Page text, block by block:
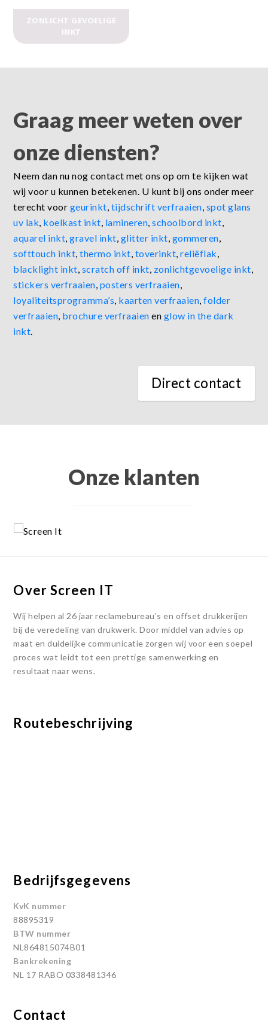
ZONLICHT GEVOELIGE
INKT
Graag meer weten over
onze diensten?
Neem dan nu nog contact met ons op om te kijken wat
wij voor u kunnen betekenen. U kunt bij ons onder meer
terecht voor geurinkt, tijdschrift verfraaien, spot glans
uv lak, koelkast inkt, lamineren,schoolbord inkt,
aquarel inkt,gravel inkt, glitter inkt, gommeren,
softtouch inkt,thermo inkt, toverinkt,reliëflak,
blacklight inkt, scratch off inkt, zonlichtgevoelige inkt,
stickers verfraaien, posters verfraaien,
loyaliteitsprogramma’s, kaarten verfraaien,folder
verfraaien, brochure verfraaien en glow in the dark
inkt.
Direct contact
Onze klanten
Over Screen IT
Wij helpen al 26 jaar reclamebureau’s en offset drukkerijen
bij de veredeling van drukwerk. Door middel van advies op
maat en duidelijke communicatie zorgen wij voor een soepel
proces wat leidt tot een prettige samenwerking en
resultaat naar wens.
Routebeschrijving
Bedrijfsgegevens
KvK nummer
88895319
BTW nummer
NL864815074B01
Bankrekening
NL 17 RABO 0338481346
Contact